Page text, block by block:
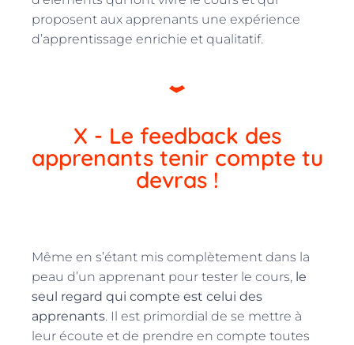
proposent aux apprenants une expérience
d’apprentissage enrichie et qualitatif.
X - Le feedback des
apprenants tenir compte tu
devras !
Même en s’étant mis complètement dans la
peau d’un apprenant pour tester le cours, le
seul regard qui compte est celui des
apprenants. Il est primordial de se mettre à
leur écoute et de prendre en compte toutes